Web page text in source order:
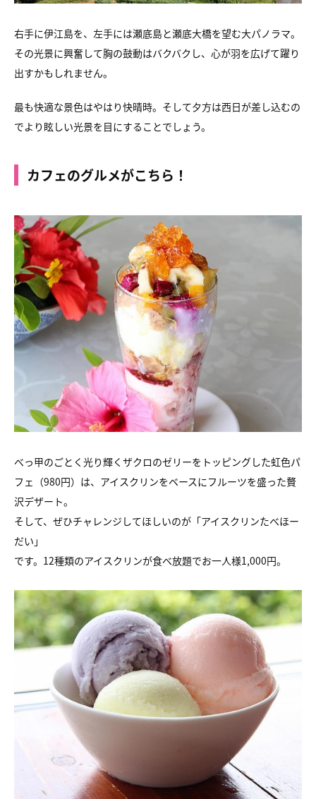
右手に伊江島を、左手には瀬底島と瀬底大橋を望む大パノラマ。
その光景に興奮して胸の鼓動はバクバクし、心が羽を広げて躍り
出すかもしれません。
最も快適な景色はやはり快晴時。そして夕方は西日が差し込むの
でより眩しい光景を目にすることでしょう。
カフェのグルメがこちら！
べっ甲のごとく光り輝くザクロのゼリーをトッピングした虹色パ
フェ（980円）は、アイスクリンをベースにフルーツを盛った贅
沢デザート。
そして、ぜひチャレンジしてほしいのが「アイスクリンたべほー
だい」
です。12種類のアイスクリンが食べ放題でお一人様1,000円。